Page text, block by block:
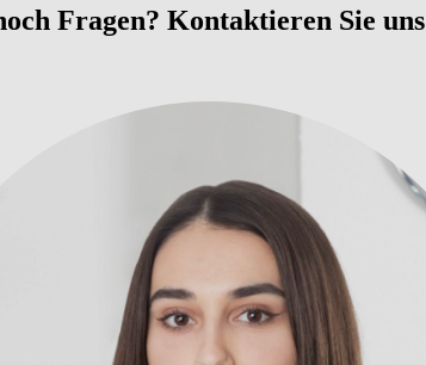
Fragen? Kontaktieren Sie uns